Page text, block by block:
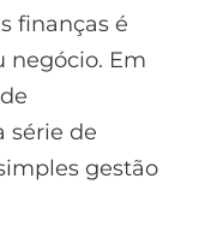
finanças é
negócio. Em
série de
gestão